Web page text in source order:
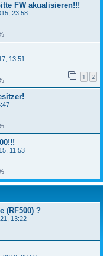
FW akualisieren!!!
23:58
13:51
1 2
11:53
(RF500) ?
13:22